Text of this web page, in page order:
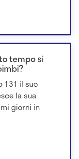
tempo si
131 il suo
la sua
giorni in